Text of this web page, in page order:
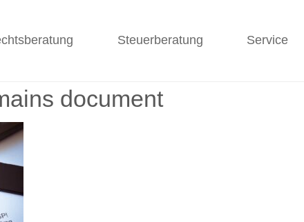
Steuerberatung Service
document